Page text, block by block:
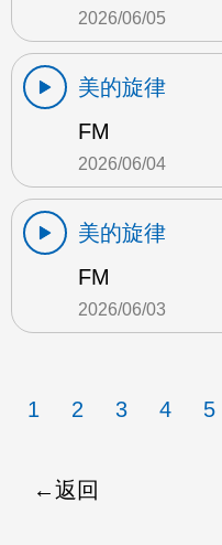
2026/06/05
美的旋律
FM
2026/06/04
美的旋律
FM
2026/06/03
1 2 3 4 5
返回